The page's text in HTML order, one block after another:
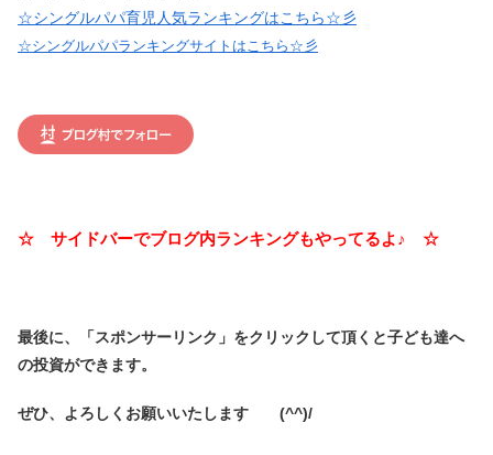
☆シングルパパ育児人気ランキングはこちら☆彡
☆シングルパパランキングサイトはこちら☆彡
☆ サイドバーでブログ内ランキングもやってるよ♪ ☆
最後に、「スポンサーリンク」をクリックして頂くと子ども達へ
の投資ができます。
ぜひ、よろしくお願いいたします (^^)/